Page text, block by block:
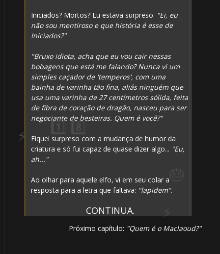
Iniciados? Mortos? Eu estava surpreso. "Ei, eu
não sou mentiroso e que história é esse de
Iniciados?"
"Bruxo idiota, acha que eu vou cair nessas
bobagens que está me falando? Nunca vi um
simples caçador de 'temperos', com uma
bainha de varinha tão fina, aliás ninguém que
usa uma varinha de 27 centímetros sólida, feita
de fibra de coração de dragão, nasceu para ser
negociante de besteiras. Quem é você?"
Fiquei surpreso com a mudança de humor da
criatura e só fui capaz de quase dizer algo... "Eu,
ah..."
Ao olhar para aquele elfo, vi em seu colar a
resposta para a letra que faltava: "lapidem".
CONTINUA.
Próximo capítulo: "Quem é o Maclaoud?"